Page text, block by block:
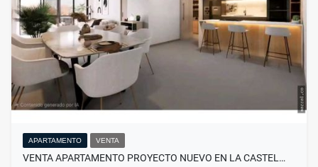
APARTAMENTO VENTA
VENTA APARTAMENTO PROYECTO NUEVO EN LA CASTEL…